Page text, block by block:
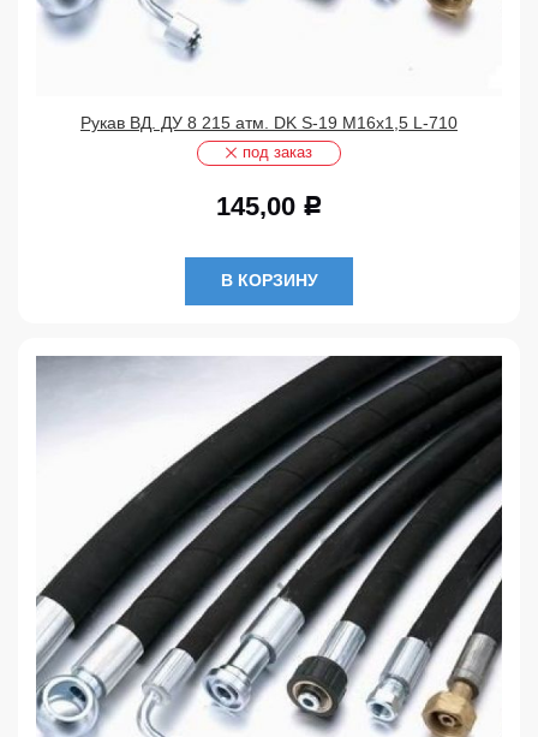
Рукав ВД. ДУ 8 215 атм. DK S-19 М16х1,5 L-710
под заказ
145,00 Р
В КОРЗИНУ